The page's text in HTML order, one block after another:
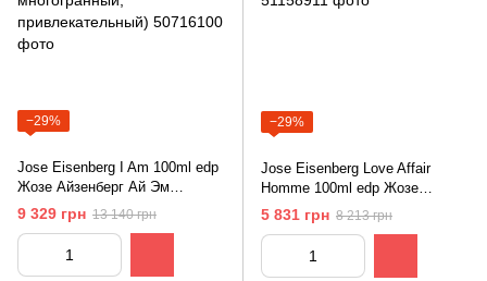
−29%
Jose Eisenberg I Am 100ml edp
Жозе Айзенберг Ай Эм
(чувственный, многогранный,
привлекательный)
9 329 грн 13 140 грн
−29%
Jose Eisenberg Love Affair
Homme 100ml edp Жозе
Айзенберг Лав Эффайр
5 831 грн 8 213 грн